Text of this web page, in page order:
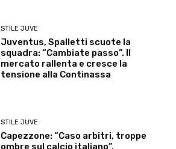
STILE JUVE
Juventus, Spalletti scuote la
squadra: “Cambiate passo”. Il
mercato rallenta e cresce la
tensione alla Continassa
STILE JUVE
Capezzone: “Caso arbitri, troppe
ombre sul calcio italiano”.